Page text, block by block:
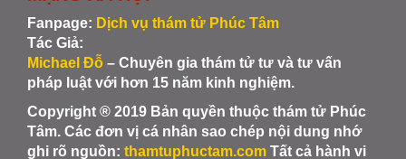
Fanpage: Dịch vụ thám tử Phúc Tâm
Tác Giả:
Michael Đỗ – Chuyên gia thám tử tư và tư vấn
pháp luật với hơn 15 năm kinh nghiệm.
Copyright ® 2019 Bản quyền thuộc thám tử Phúc
Tâm. Các đơn vị cá nhân sao chép nội dung nhớ
ghi rõ nguồn: thamtuphuctam.com Tất cả hành vi